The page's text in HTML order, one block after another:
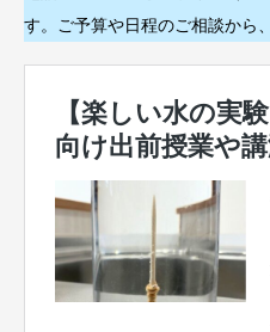
す。ご予算や日程のご相談から